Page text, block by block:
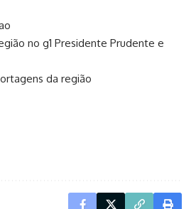
no g1 Presidente Prudente e
da região